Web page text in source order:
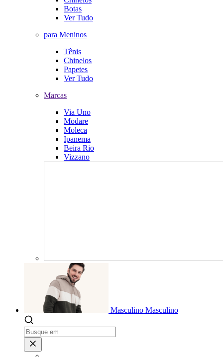
Botas
Ver Tudo
para Meninos
Tênis
Chinelos
Papetes
Ver Tudo
Marcas
Via Uno
Modare
Moleca
Ipanema
Beira Rio
Vizzano
Masculino Masculino